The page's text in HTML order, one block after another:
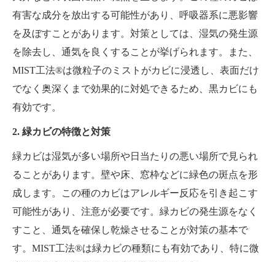
有害な成分を放出する可能性があり、呼吸器系に悪影響
を及ぼすことがあります。対策としては、湿気の発生源
を除去し、通気を良くすることが挙げられます。また、
MIST工法®は微粒子のミストがカビに浸透し、表面だけ
でなく奥深くまで効果的に対処できるため、黒カビにも
有効です。
2. 緑カビの特徴と対策
緑カビは湿気が多い場所や日当たりの悪い場所で見られ
ることがあります。壁や床、窓枠などに緑色の斑点を形
成します。この種のカビはアレルギー反応を引き起こす
可能性があり、注意が必要です。緑カビの発生源をなく
すこと、通気を確保し乾燥させることが対策の基本で
す。MIST工法®は緑カビの種類にも有効であり、特に微